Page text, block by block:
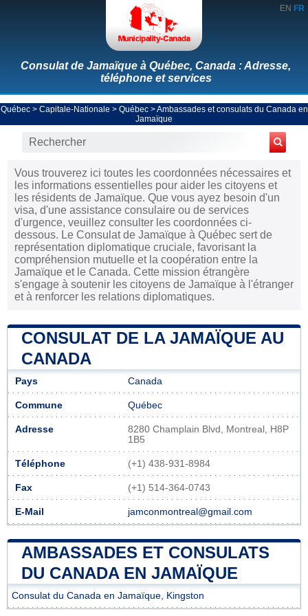
EN FR
Consulat de Jamaïque à Québec, Canada : Adresse,
téléphone et services
Québec> Capitale-Nationale > Québec>Ambassades et consulats du Canada en
Jamaïque
Vous trouverez ici toutes les coordonnées nécessaires et
les informations essentielles pour aider les citoyens et
les résidents de Jamaïque. Que vous ayez besoin d'un
visa, d'une assistance consulaire ou de services
d'urgence, veuillez consulter les coordonnées ci-
dessous. Le Consulat de Jamaïque à Québec sert de
représentation diplomatique cruciale, favorisant la
compréhension mutuelle et la coopération entre la
Jamaïque et le Canada. Cette mission étrangère
s'engage à soutenir les citoyens de Jamaïque à l'étranger
et à renforcer les relations diplomatiques.
CONSULAT DE LA JAMAÏQUE AU
CANADA
Pays Canada
Commune Québec
Adresse
8280 Champlain Blvd, Montreal, H8P
1B5
Téléphone (+1) 438-931-8984
Fax (+1) 514-364-0743
E-Mail jamconmontreal@gmail.com
AMBASSADES ET CONSULATS
DU CANADA EN JAMAÏQUE
Consulat du Canada en Jamaïque, Kingston